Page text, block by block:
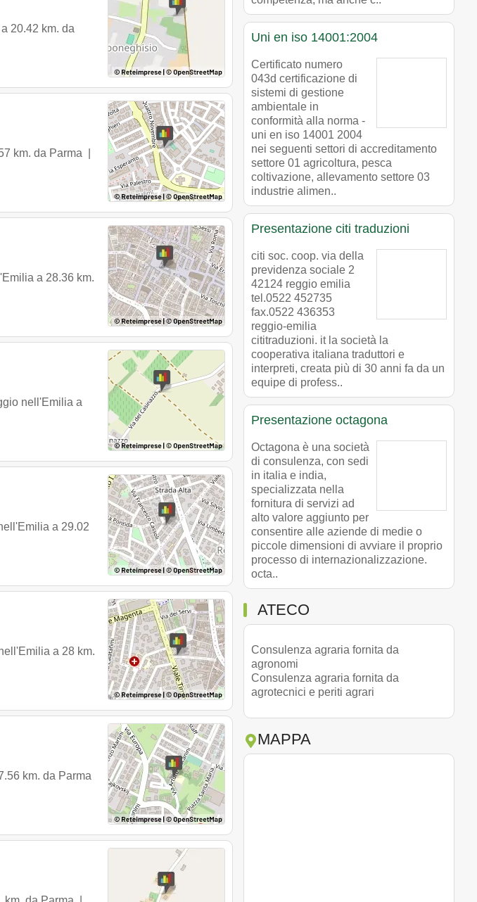
a 20.42 km. da
km. da Parma |
a 28.36 km.
nell'Emilia a
a 29.02
a 28 km.
km. da Parma
Uni en iso 14001:2004
Certificato numero
043d certificazione di
sistemi di gestione
ambientale in
conformità alla norma -
uni en iso 14001 2004
nei seguenti settori di accreditamento
settore 01 agricoltura, pesca
coltivazione, allevamento settore 03
industrie alimen..
Presentazione citi traduzioni
citi soc. coop. via della
previdenza sociale 2
42124 reggio emilia
tel.0522 452735
fax.0522 436353
reggio-emilia
cititraduzioni. it la società la
cooperativa italiana traduttori e
interpreti, creata più di 30 anni fa da un
equipe di profess..
Presentazione octagona
Octagona è una società
di consulenza, con sedi
in italia e india,
specializzata nella
fornitura di servizi ad
alto valore aggiunto per
consentire alle aziende di medie o
piccole dimensioni di avviare il proprio
processo di internazionalizzazione.
octa..
ATECO
Consulenza agraria fornita da
agronomi
Consulenza agraria fornita da
agrotecnici e periti agrari
MAPPA